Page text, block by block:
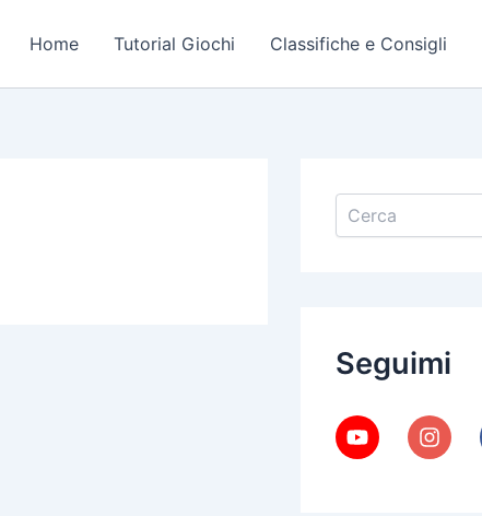
Home Tutorial Giochi Classifiche e Consigli
Cerca
Seguimi